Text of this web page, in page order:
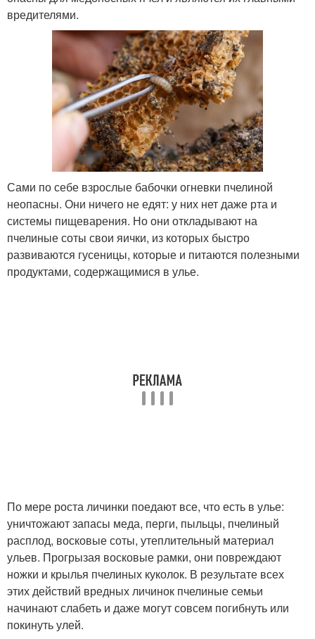
вредителями.
Сами по себе взрослые бабочки огневки пчелиной
неопасны. Они ничего не едят: у них нет даже рта и
системы пищеварения. Но они откладывают на
пчелиные соты свои яички, из которых быстро
развиваются гусеницы, которые и питаются полезными
продуктами, содержащимися в улье.
По мере роста личинки поедают все, что есть в улье:
уничтожают запасы меда, перги, пыльцы, пчелиный
расплод, восковые соты, утеплительный материал
ульев. Прогрызая восковые рамки, они повреждают
ножки и крылья пчелиных куколок. В результате всех
этих действий вредных личинок пчелиные семьи
начинают слабеть и даже могут совсем погибнуть или
покинуть улей.